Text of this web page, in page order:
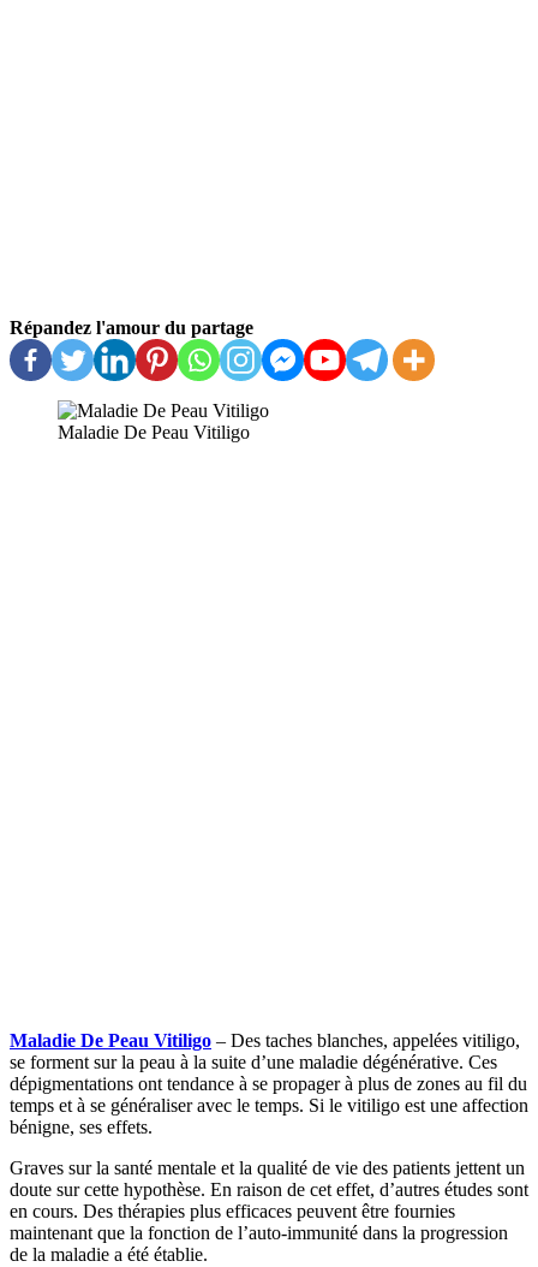
Répandez l'amour du partage
Maladie De Peau Vitiligo
Maladie De Peau Vitiligo – Des taches blanches, appelées vitiligo,
se forment sur la peau à la suite d’une maladie dégénérative. Ces
dépigmentations ont tendance à se propager à plus de zones au fil du
temps et à se généraliser avec le temps. Si le vitiligo est une affection
bénigne, ses effets.
Graves sur la santé mentale et la qualité de vie des patients jettent un
doute sur cette hypothèse. En raison de cet effet, d’autres études sont
en cours. Des thérapies plus efficaces peuvent être fournies
maintenant que la fonction de l’auto-immunité dans la progression
de la maladie a été établie.